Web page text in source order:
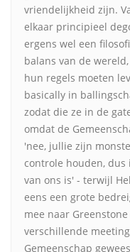
vriendelijkheid zijn.
elkaar principieel
ergens wel een
balans van de
hun regels moeten
basically in
zodat die ze in de
omdat de
'nee, jullie zijn
controle houden,
van ons is' - terwijl
eens een grote
mee naar
verschillende
Gemeenschap